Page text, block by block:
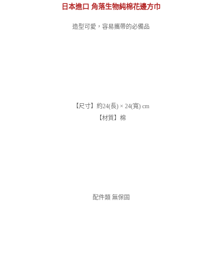
日本進口 角落生物純棉花邊方巾
造型可愛，容易攜帶的必備品
【尺寸】約24(長) × 24(寬) cm
【材質】棉
配件類 無保固